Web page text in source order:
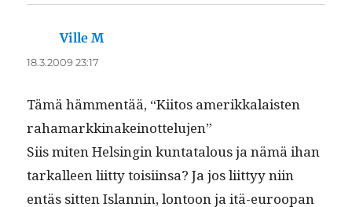
Ville Msanoo:
18.3.2009 23:17
Tämä häm­men­tää, “Kiitos amerikkalais­ten
rahamarkkinakeinottelujen”
Siis miten Helsin­gin kun­tat­alous ja nämä ihan
tarkalleen liit­ty toisi­in­sa? Ja jos liit­tyy niin
entäs sit­ten Islannin, lon­toon ja itä-euroopan